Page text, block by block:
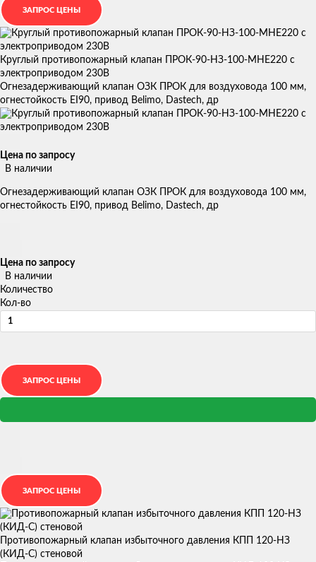
Круглый противопожарный клапан ПРОК-90-НЗ-100-МНЕ220 с
электроприводом 230В
Огнезадерживающий клапан ОЗК ПРОК для воздуховода 100 мм,
огнестойкость EI90, привод Belimo, Dastech, др
Цена по запросу
В наличии
Огнезадерживающий клапан ОЗК ПРОК для воздуховода 100 мм,
огнестойкость EI90, привод Belimo, Dastech, др
Цена по запросу
В наличии
Количество
Кол-во
Противопожарный клапан избыточного давления КПП 120-НЗ
(КИД-С) стеновой